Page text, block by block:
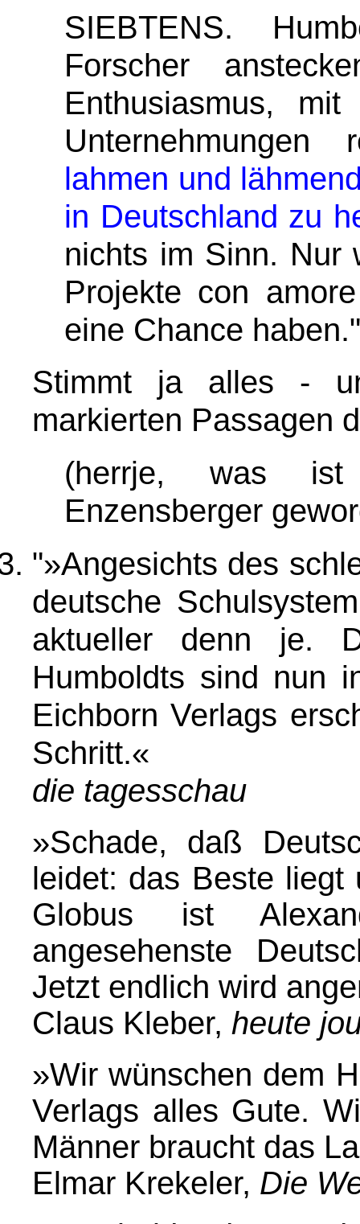
SIEBTENS.
Forscher
Enthusiasmus,
lahmen und
in Deutschland zu
nichts im Sinn. Nur
Projekte con
eine Chance haben."
Stimmt ja alles -
markierten Passagen
(herrje, was
Enzensberger
"»Angesichts des
deutsche
aktueller denn je.
Humboldts sind nun
Eichborn Verlags
Schritt.«
die tagesschau
»Schade, daß
leidet: das Beste
Globus ist
angesehenste
Jetzt endlich wird
Claus Kleber, heute
»Wir wünschen dem
Verlags alles Gute.
Männer braucht das
Elmar Krekeler, Die